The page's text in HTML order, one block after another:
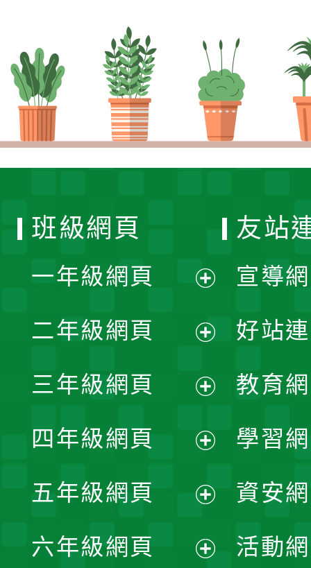
班級網頁
一年級網頁
開
選
單
二年級網頁
開
選
單
三年級網頁
開
選
單
四年級網頁
開
選
五年級網頁
六年級網頁
友站
宣導
好站
教育
學習
資安
活動